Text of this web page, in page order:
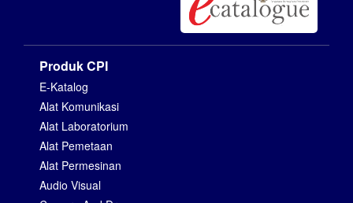
Produk CPI
E-Katalog
Alat Komunikasi
Alat Laboratorium
Alat Pemetaan
Alat Permesinan
Audio Visual